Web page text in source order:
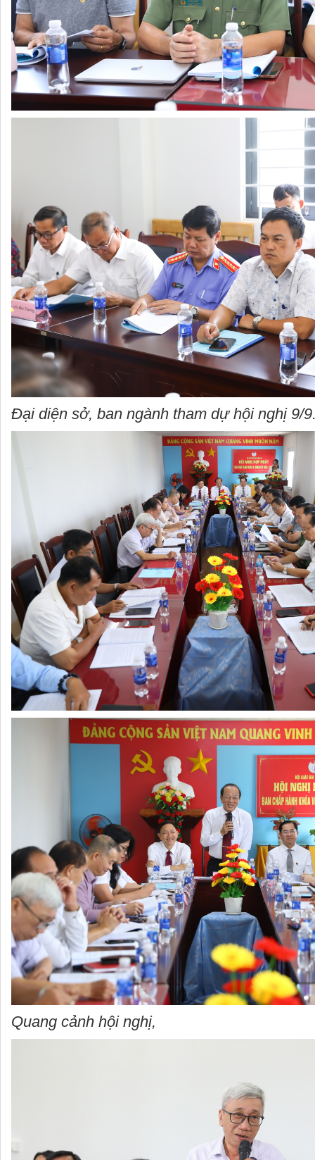
Đại diện sở, ban ngành tham dự hội nghị 9/
Quang cảnh hội nghị,